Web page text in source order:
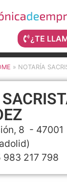
¿TE
» NOTARÍA
8 -
983 217 798